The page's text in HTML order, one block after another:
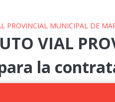
MUNICIPAL DE
VIAL
para la